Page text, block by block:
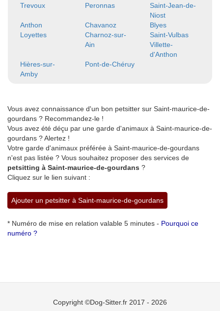
Trevoux
Peronnas
Saint-Jean-de-
Niost
Anthon
Chavanoz
Blyes
Loyettes
Charnoz-sur-
Ain
Saint-Vulbas
Villette-
d'Anthon
Hières-sur-
Amby
Pont-de-Chéruy
Vous avez connaissance d'un bon petsitter sur Saint-maurice-de-
gourdans ? Recommandez-le !
Vous avez été déçu par une garde d'animaux à Saint-maurice-de-
gourdans ? Alertez !
Votre garde d'animaux préférée à Saint-maurice-de-gourdans
n'est pas listée ? Vous souhaitez proposer des services de
petsitting à Saint-maurice-de-gourdans ?
Cliquez sur le lien suivant :
Ajouter un petsitter à Saint-maurice-de-gourdans
* Numéro de mise en relation valable 5 minutes - Pourquoi ce
numéro ?
Copyright ©Dog-Sitter.fr 2017 - 2026